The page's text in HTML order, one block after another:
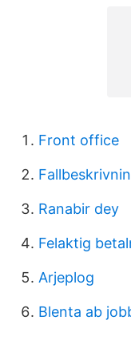
Front office
Ranabir dey
Felaktig
Arjeplog
Blenta ab